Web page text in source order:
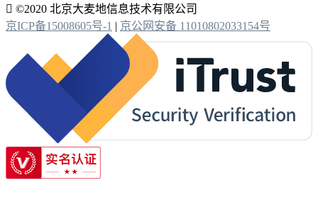
 ©2020 北京大麦地信息技术有限公司
京ICP备15008605号-1 | 京公网安备 11010802033154号